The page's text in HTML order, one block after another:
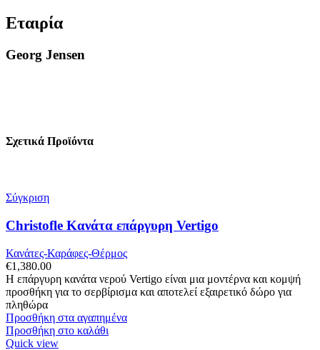
Εταιρία
Georg Jensen
Σχετικά Προϊόντα
Σύγκριση
Christofle Κανάτα επάργυρη Vertigo
Κανάτες-Καράφες-Θέρμος
€1,380.00
Η επάργυρη κανάτα νερού Vertigo είναι μια μοντέρνα και κομψή
προσθήκη για το σερβίρισμα και αποτελεί εξαιρετικό δώρο για
πληθώρα
Προσθήκη στα αγαπημένα
Προσθήκη στο καλάθι
Quick view